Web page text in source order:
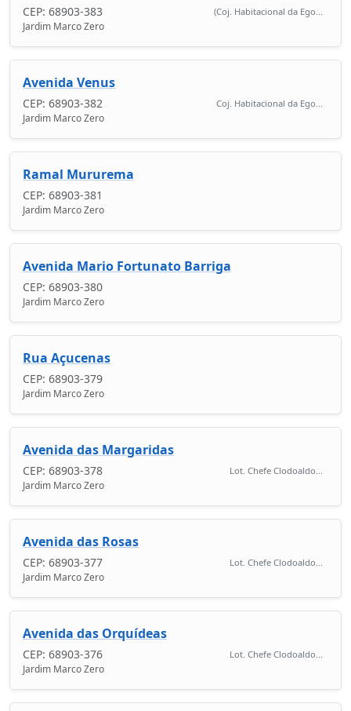
CEP: 68903-383 (Coj. Habitacional da Ego...
Jardim Marco Zero
Avenida Venus
CEP: 68903-382 Coj. Habitacional da Ego...
Jardim Marco Zero
Ramal Mururema
CEP: 68903-381
Jardim Marco Zero
Avenida Mario Fortunato Barriga
CEP: 68903-380
Jardim Marco Zero
Rua Açucenas
CEP: 68903-379
Jardim Marco Zero
Avenida das Margaridas
CEP: 68903-378 Lot. Chefe Clodoaldo...
Jardim Marco Zero
Avenida das Rosas
CEP: 68903-377 Lot. Chefe Clodoaldo...
Jardim Marco Zero
Avenida das Orquídeas
CEP: 68903-376 Lot. Chefe Clodoaldo...
Jardim Marco Zero